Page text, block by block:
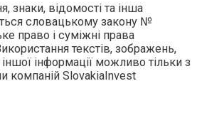
, знаки, відомості та інша
словацькому закону №
право і суміжні права
текстів, зображень,
іншої інформації можливо тільки з
компаній SlovakiaInvest